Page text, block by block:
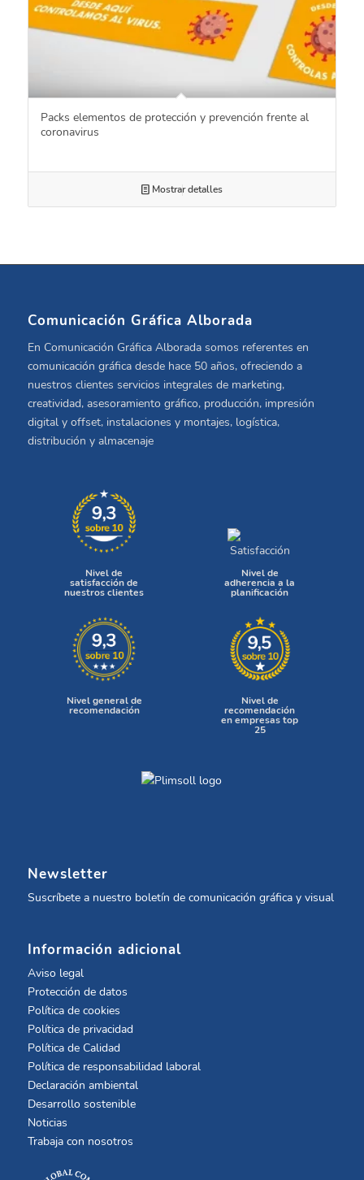
Packs elementos de protección y prevención frente al
coronavirus
Mostrar detalles
Comunicación Gráfica Alborada
En Comunicación Gráfica Alborada somos referentes en
comunicación gráfica desde hace 50 años, ofreciendo a
nuestros clientes servicios integrales de marketing,
creatividad, asesoramiento gráfico, producción, impresión
digital y offset, instalaciones y montajes, logística,
distribución y almacenaje
Nivel de
satisfacción de
nuestros clientes
Nivel de
adherencia a la
planificación
Nivel general de
recomendación
Nivel de
recomendación
en empresas top
25
Newsletter
Suscríbete a nuestro boletín de comunicación gráfica y visual
Información adicional
Aviso legal
Protección de datos
Política de cookies
Política de privacidad
Política de Calidad
Política de responsabilidad laboral
Declaración ambiental
Desarrollo sostenible
Noticias
Trabaja con nosotros